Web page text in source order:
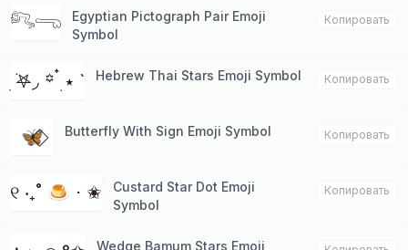
𓀐𓂸
Egyptian Pictograph Pair Emoji
Symbol
Копировать
ִ ࣪𖤐◞ ꙳ ๋࣭ ⭑ ` Hebrew Thai Stars Emoji Symbol Копировать
🦋⃟ Butterfly With Sign Emoji Symbol Копировать
୧ ‧₊˚ 🍮 ⋅ ✬
Custard Star Dot Emoji
Symbol
Копировать
Wedge Bamum Stars Emoji